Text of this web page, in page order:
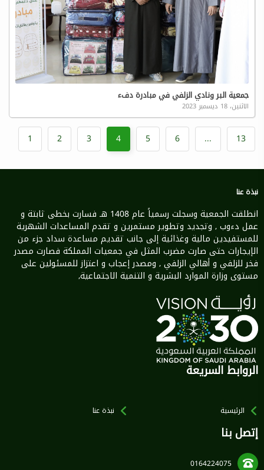
جمعية البر ونادي الزلفي في مبادرة دفء
الاثنين، 18 ديسمبر 2023
1 2 3 4 5 6 ... 13
نبذة عنا
انطلقت الجمعية وسجلت رسمياً عام 1408 هـ فسارت بخطى ثابتة و
عمل دءوب , وتجديد وتطوير مستمرين و تقدم المساعدات الشهرية
للمستفيدين مالية وغذائية إلى جانب تقديم مساعدة سداد جزء من
الإيجارات حتى صارت مضرب المثل في جمعيات المملكة فصارت مصدر
فخر للزلفي و أهالي الزلفي , ومصدر إعجاب و اعتزاز للمسئولين على
مستوى وزارة الموارد البشرية و التنمية الاجتماعية,
الروابط السريعة
الرئيسية نبذة عنا
إتصل بنا
0164224075